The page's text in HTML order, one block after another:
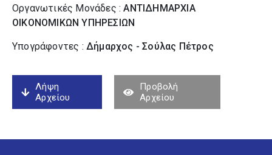
Οργανωτικές Μονάδες :ΑΝΤΙΔΗΜΑΡΧΙΑ
ΟΙΚΟΝΟΜΙΚΩΝ ΥΠΗΡΕΣΙΩΝ
Υπογράφοντες : Δήμαρχος - Σούλας Πέτρος
Λήψη
Αρχείου
Προβολή
Αρχείου